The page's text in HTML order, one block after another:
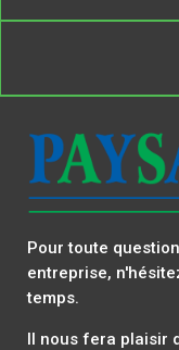
Pour toute
entreprise,
temps.
Il nous fera plaisir